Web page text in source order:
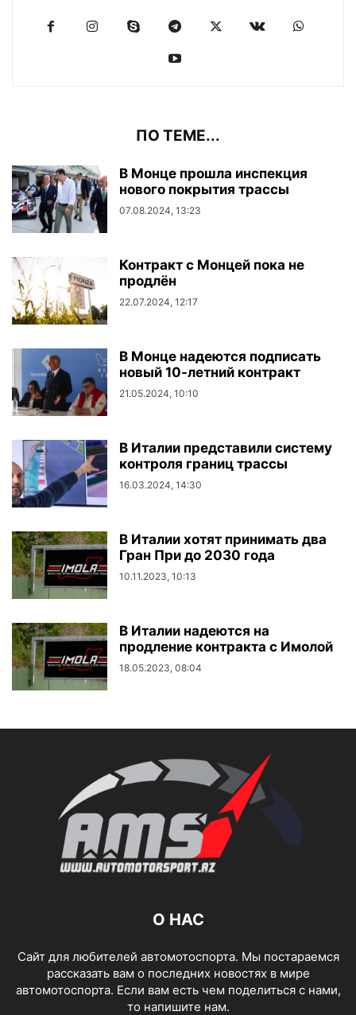
ПО ТЕМЕ...
В Монце прошла инспекция
нового покрытия трассы
07.08.2024, 13:23
Контракт с Монцей пока не
продлён
22.07.2024, 12:17
В Монце надеются подписать
новый 10-летний контракт
21.05.2024, 10:10
В Италии представили систему
контроля границ трассы
16.03.2024, 14:30
В Италии хотят принимать два
Гран При до 2030 года
10.11.2023, 10:13
В Италии надеются на
продление контракта с Имолой
18.05.2023, 08:04
О НАС
Сайт для любителей автомотоспорта. Мы постараемся
рассказать вам о последних новостях в мире
автомотоспорта. Если вам есть чем поделиться с нами,
то напишите нам.